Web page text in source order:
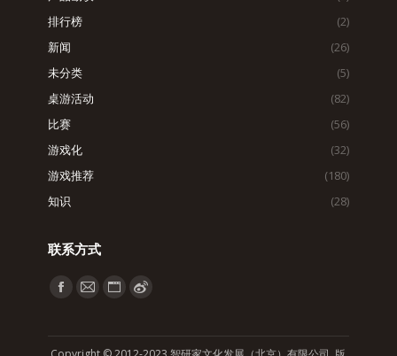
排行榜
(2)
新闻
(26)
未分类
(5)
桌游活动
(82)
比赛
(56)
游戏化
(32)
游戏推荐
(180)
知识
(28)
联系方式
找到我们：
Facebook
Mail WebsiteWeibo